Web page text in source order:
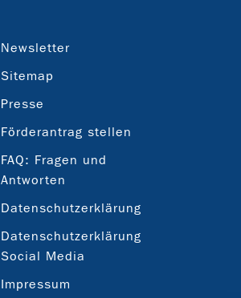
Newsletter
Sitemap
Presse
Förderantrag stellen
FAQ: Fragen und
Antworten
Datenschutzerklärung
Datenschutzerklärung
Social Media
Impressum